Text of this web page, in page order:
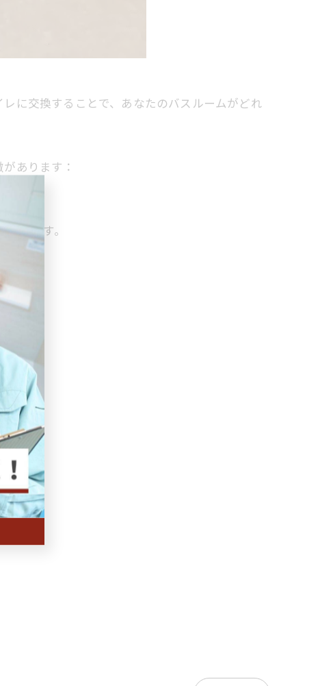
に交換することで、あなたのバスルームがどれ
あります：
す。
います。
す。
す。